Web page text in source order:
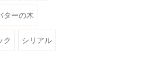
ターの木
ク シリアル